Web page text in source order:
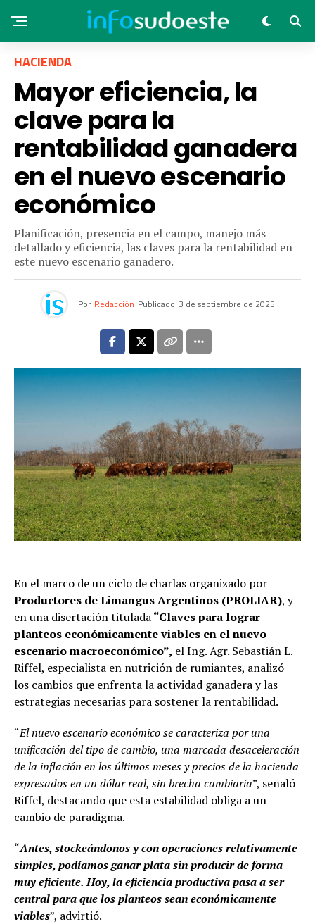
HACIENDA
Mayor eficiencia, la
clave para la
rentabilidad ganadera
en el nuevo escenario
económico
Planificación, presencia en el campo, manejo más
detallado y eficiencia, las claves para la rentabilidad en
este nuevo escenario ganadero.
Por Redacción Publicado 3 de septiembre de 2025
En el marco de un ciclo de charlas organizado por
Productores de Limangus Argentinos (PROLIAR), y
en una disertación titulada“Claves para lograr
planteos económicamente viables en el nuevo
escenario macroeconómico”, el Ing. Agr. Sebastián L.
Riffel, especialista en nutrición de rumiantes, analizó
los cambios que enfrenta la actividad ganadera y las
estrategias necesarias para sostener la rentabilidad.
“El nuevo escenario económico se caracteriza por una
unificación del tipo de cambio, una marcada desaceleración
de la inflación en los últimos meses y precios de la hacienda
expresados en un dólar real, sin brecha cambiaria”, señaló
Riffel, destacando que esta estabilidad obliga a un
cambio de paradigma.
“Antes, stockeándonos y con operaciones relativamente
simples, podíamos ganar plata sin producir de forma
muy eficiente. Hoy, la eficiencia productiva pasa a ser
central para que los planteos sean económicamente
viables”, advirtió.